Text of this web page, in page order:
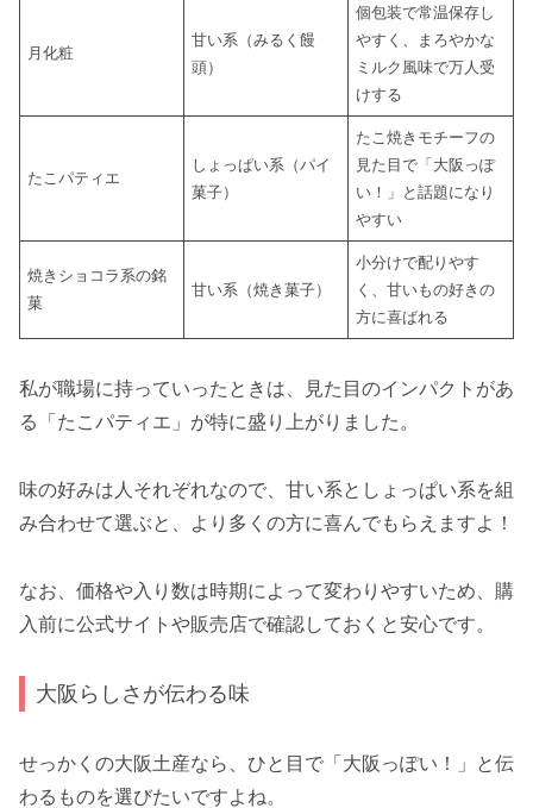
月化粧
甘い系（みるく饅
頭）
個包装で常温保存し
やすく、まろやかな
ミルク風味で万人受
けする
たこパティエ
しょっぱい系（パイ
菓子）
たこ焼きモチーフの
見た目で「大阪っぽ
い！」と話題になり
やすい
焼きショコラ系の銘
菓
甘い系（焼き菓子）
小分けで配りやす
く、甘いもの好きの
方に喜ばれる
私が職場に持っていったときは、見た目のインパクトがあ
る「たこパティエ」が特に盛り上がりました。
味の好みは人それぞれなので、甘い系としょっぱい系を組
み合わせて選ぶと、より多くの方に喜んでもらえますよ！
なお、価格や入り数は時期によって変わりやすいため、購
入前に公式サイトや販売店で確認しておくと安心です。
大阪らしさが伝わる味
せっかくの大阪土産なら、ひと目で「大阪っぽい！」と伝
わるものを選びたいですよね。